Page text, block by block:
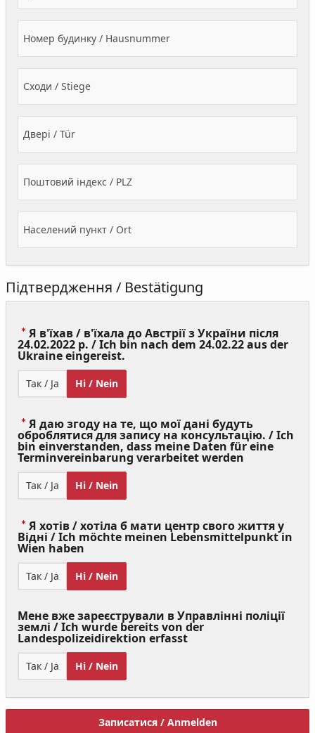
Номер будинку / Hausnummer
Сходи / Stiege
Двері / Tür
Поштовий індекс / PLZ
Населений пункт / Ort
Підтвердження / Bestätigung
Я в'їхав / в'їхала до Австрії з України після
24.02.2022 р. / Ich bin nach dem 24.02.22 aus der
Ukraine eingereist.
Required)
Так / Ja Ні / Nein
Я даю згоду на те, що мої дані будуть
оброблятися для запису на консультацію. / Ich
bin einverstanden, dass meine Daten für eine
Terminvereinbarung verarbeitet werden
Так / Ja Ні / Nein
Я хотів / хотіла б мати центр свого життя у
Відні / Ich möchte meinen Lebensmittelpunkt in
Wien haben
Required)
Так / Ja Ні / Nein
Мене вже зареєстрували в Управлінні поліції
землі / Ich wurde bereits von der
Landespolizeidirektion erfasst
Так / Ja Ні / Nein
Записатися / Anmelden